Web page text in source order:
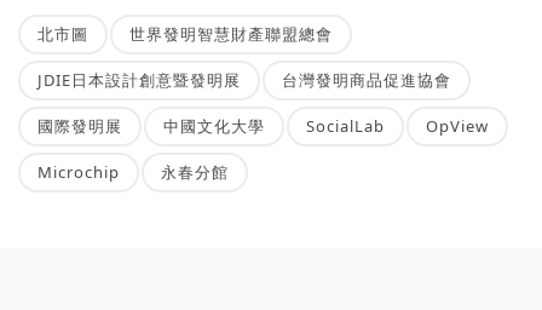
北市圖 世界發明智慧財產聯盟總會
JDIE日本設計創意暨發明展 台灣發明商品促進協會
國際發明展 中國文化大學 SocialLab OpView
Microchip 永春分館